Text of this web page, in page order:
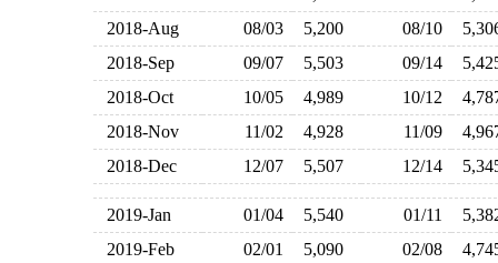
2018-Aug
08/03 5,200 08/10
2018-Sep
09/07 5,503 09/14
2018-Oct
10/05 4,989 10/12
2018-Nov
11/02 4,928 11/09
2018-Dec
12/07 5,507 12/14
2019-Jan 01/04 5,540 01/11
2019-Feb
02/01 5,090 02/08